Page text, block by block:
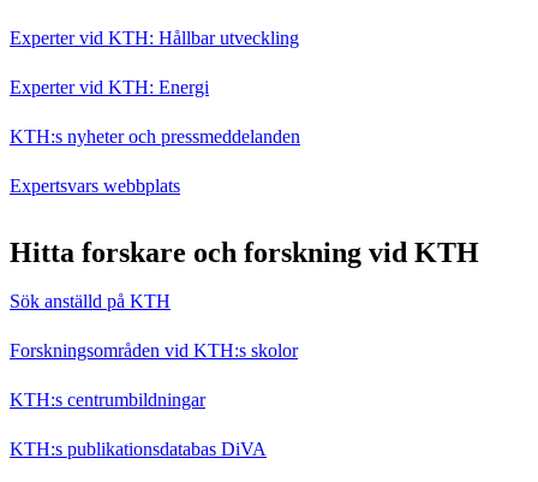
Experter vid KTH: Hållbar utveckling
Experter vid KTH: Energi
KTH:s nyheter och pressmeddelanden
Expertsvars webbplats
Hitta forskare och forskning vid KTH
Sök anställd på KTH
Forskningsområden vid KTH:s skolor
KTH:s centrumbildningar
KTH:s publikationsdatabas DiVA